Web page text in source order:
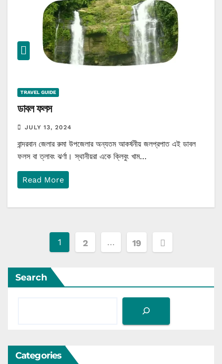
TRAVEL GUIDE
ডাবল ফলস
JULY 13, 2024
বান্দরবান জেলার রুমা উপজেলার অন্যতম আকর্ষনীয় জলপ্রপাত এই ডাবল
ফলস বা ত্লাবং ঝর্ণা। স্থানীয়রা একে ক্লিবুং খাম…
Read More
Posts
pagination
1 2 … 19
Search
Categories